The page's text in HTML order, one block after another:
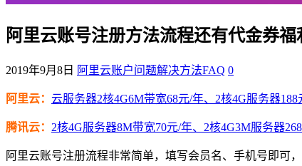
阿里云账号注册方法流程还有代金券福
2019年9月8日 阿里云账户问题解决方法FAQ 0
阿里云： 云服务器2核4G6M带宽68元/年、2核4G服务器
腾讯云： 2核4G服务器8M带宽70元/年、2核4G3M服务器
阿里云账号注册流程非常简单，填写会员名、手机号即可